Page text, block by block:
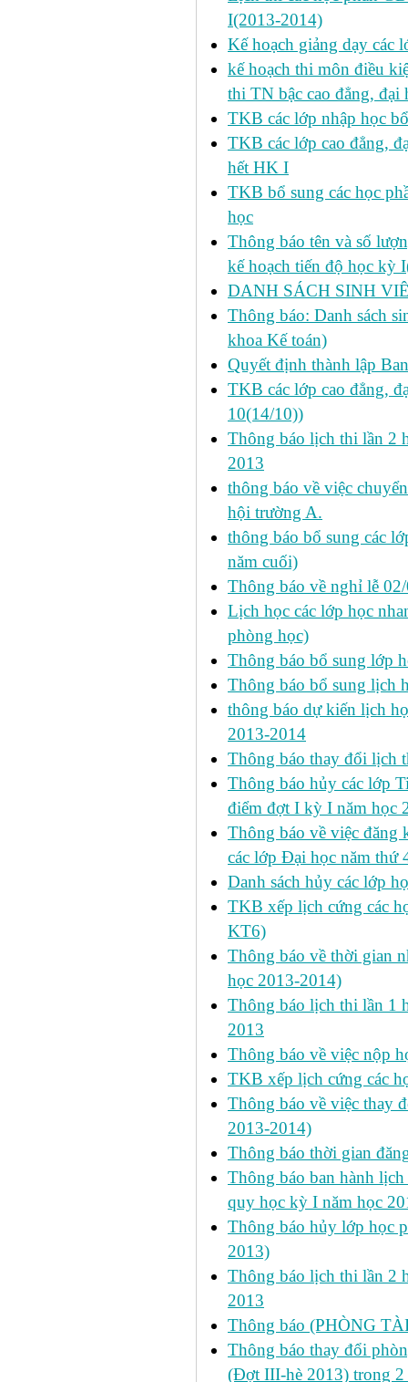
I(2013-2014)
Kế hoạch giảng dạy các
kế hoạch thi môn điều
thi TN bậc cao đẳng, đại
TKB các lớp nhập học
TKB các lớp cao đẳng,
hết HK I
TKB bổ sung các học
học
Thông báo tên và số
kế hoạch tiến độ học kỳ
DANH SÁCH SINH
Thông báo: Danh sách
khoa Kế toán)
Quyết định thành lập
TKB các lớp cao đẳng,
10(14/10))
Thông báo lịch thi lần 2
2013
thông báo về việc
hội trường A.
thông báo bổ sung các
năm cuối)
Thông báo về nghỉ lễ
Lịch học các lớp học
phòng học)
Thông báo bổ sung lớp
Thông báo bổ sung
thông báo dự kiến lịch
2013-2014
Thông báo thay đổi lịch
Thông báo hủy các lớp
điểm đợt I kỳ I năm học
Thông báo về việc đăng
các lớp Đại học năm thứ
Danh sách hủy các lớp
TKB xếp lịch cứng các
KT6)
Thông báo về thời gian
học 2013-2014)
Thông báo lịch thi lần 1
2013
Thông báo về việc nộp
TKB xếp lịch cứng các
Thông báo về việc thay
2013-2014)
Thông báo thời gian
Thông báo ban hành
quy học kỳ I năm học
Thông báo hủy lớp học
2013)
Thông báo lịch thi lần 2
2013
Thông báo (PHÒNG
Thông báo thay đổi
(Đợt III-hè 2013) trong